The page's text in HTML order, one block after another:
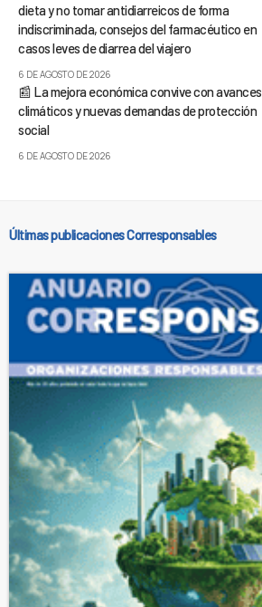
dieta y no tomar antidiarreicos de forma
indiscriminada, consejos del farmacéutico en
casos leves de diarrea del viajero
6 DE AGOSTO DE 2026
📰 La mejora económica convive con avances
climáticos y nuevas demandas de protección
social
6 DE AGOSTO DE 2026
Últimas publicaciones Corresponsables